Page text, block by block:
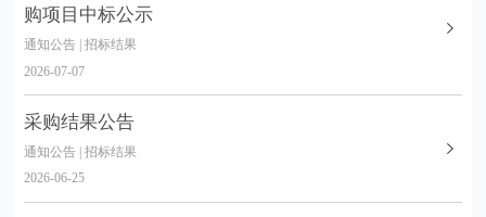
购项目中标公示
通知公告 | 招标结果
2026-07-07
采购结果公告
通知公告 | 招标结果
2026-06-25